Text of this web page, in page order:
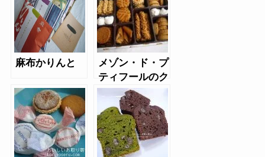
麻布かりんと
メゾン・ド・プ
ティフールのク
ッキー缶